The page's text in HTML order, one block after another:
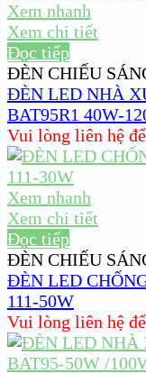
Xem nhanh
Xem chi tiết
Đọc tiếp
ĐÈN CHIẾU
ĐÈN LED NHÀ
BAT95R1 40W-
Vui lòng liên hệ
Xem nhanh
Xem chi tiết
Đọc tiếp
ĐÈN CHIẾU
ĐÈN LED
111-50W
Vui lòng liên hệ